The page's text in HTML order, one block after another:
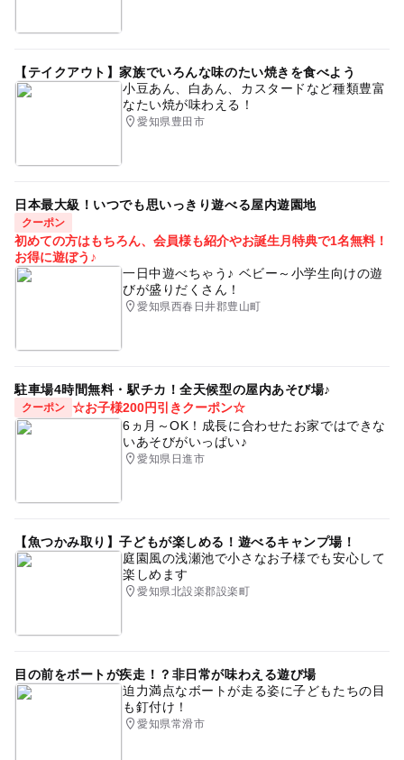
【テイクアウト】家族でいろんな味のたい焼きを食べよう
小豆あん、白あん、カスタードなど種類豊富
なたい焼が味わえる！
愛知県豊田市
日本最大級！いつでも思いっきり遊べる屋内遊園地
クーポン
初めての方はもちろん、会員様も紹介やお誕生月特典で1名無料！
お得に遊ぼう♪
一日中遊べちゃう♪ ベビー～小学生向けの遊
びが盛りだくさん！
愛知県西春日井郡豊山町
駐車場4時間無料・駅チカ！全天候型の屋内あそび場♪
クーポン ☆お子様200円引きクーポン☆
6ヵ月～OK！成長に合わせたお家ではできな
いあそびがいっぱい♪
愛知県日進市
【魚つかみ取り】子どもが楽しめる！遊べるキャンプ場！
庭園風の浅瀬池で小さなお子様でも安心して
楽しめます
愛知県北設楽郡設楽町
目の前をボートが疾走！？非日常が味わえる遊び場
迫力満点なボートが走る姿に子どもたちの目
も釘付け！
愛知県常滑市